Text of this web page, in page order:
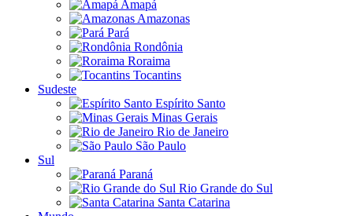
Amapá
Amazonas
Pará
Rondônia
Roraima
Tocantins
Sudeste
Espírito Santo
Minas Gerais
Rio de Janeiro
São Paulo
Sul
Paraná
Rio Grande do Sul
Santa Catarina